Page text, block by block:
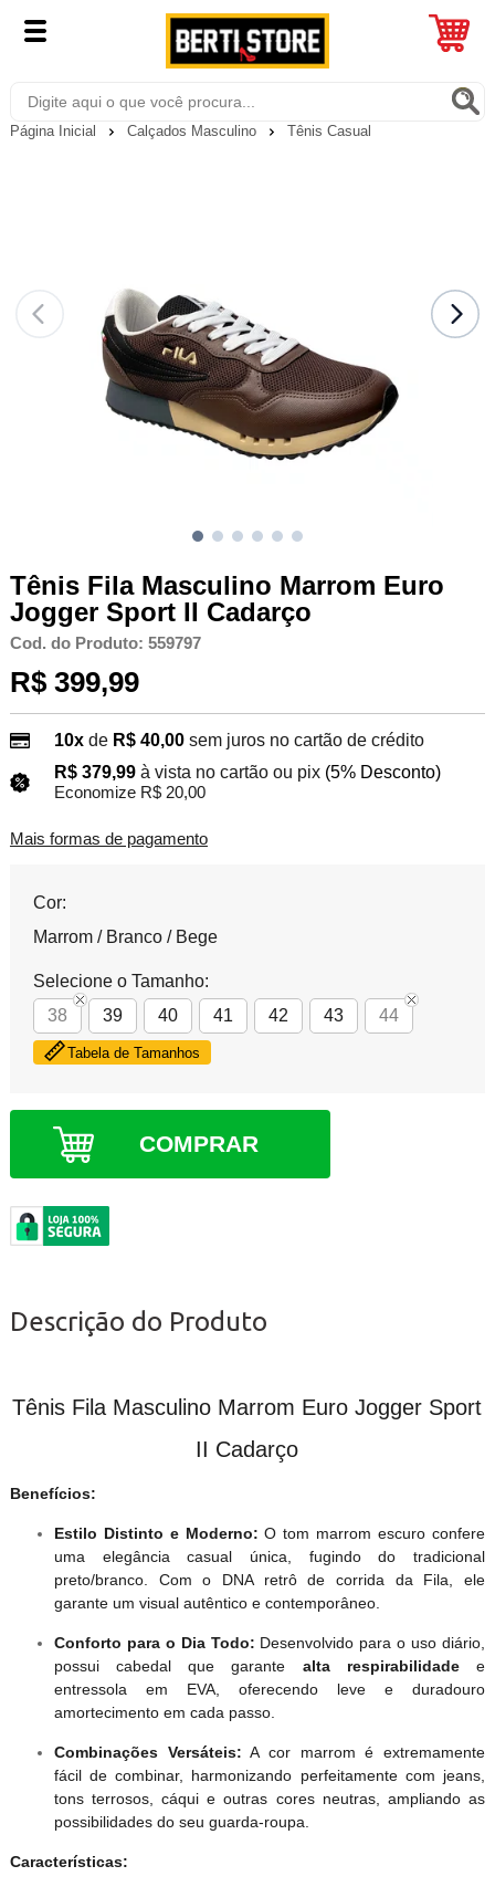
Página Inicial Calçados Masculino Tênis Casual
Tênis Fila Masculino Marrom Euro
Jogger Sport II Cadarço
Cod. do Produto: 559797
R$ 399,99
10xde R$ 40,00 sem juros no cartão de crédito
R$ 379,99 à vista no cartão ou pix (5% Desconto)
Economize R$ 20,00
Mais formas de pagamento
Cor:
Marrom / Branco / Bege
Selecione o Tamanho:
38
39 40 41 42 43 44
Tabela de Tamanhos
COMPRAR
Descrição do Produto
Tênis Fila Masculino Marrom Euro Jogger Sport
II Cadarço
Benefícios:
Estilo Distinto e Moderno: O tom marrom escuro confere
uma elegância casual única, fugindo do tradicional
preto/branco. Com o DNA retrô de corrida da Fila, ele
garante um visual autêntico e contemporâneo.
Conforto para o Dia Todo: Desenvolvido para o uso diário,
possui cabedal que garante alta respirabilidadee
entressola em EVA, oferecendo leve e duradouro
amortecimento em cada passo.
Combinações Versáteis: A cor marrom é extremamente
fácil de combinar, harmonizando perfeitamente com jeans,
tons terrosos, cáqui e outras cores neutras, ampliando as
possibilidades do seu guarda-roupa.
Características: